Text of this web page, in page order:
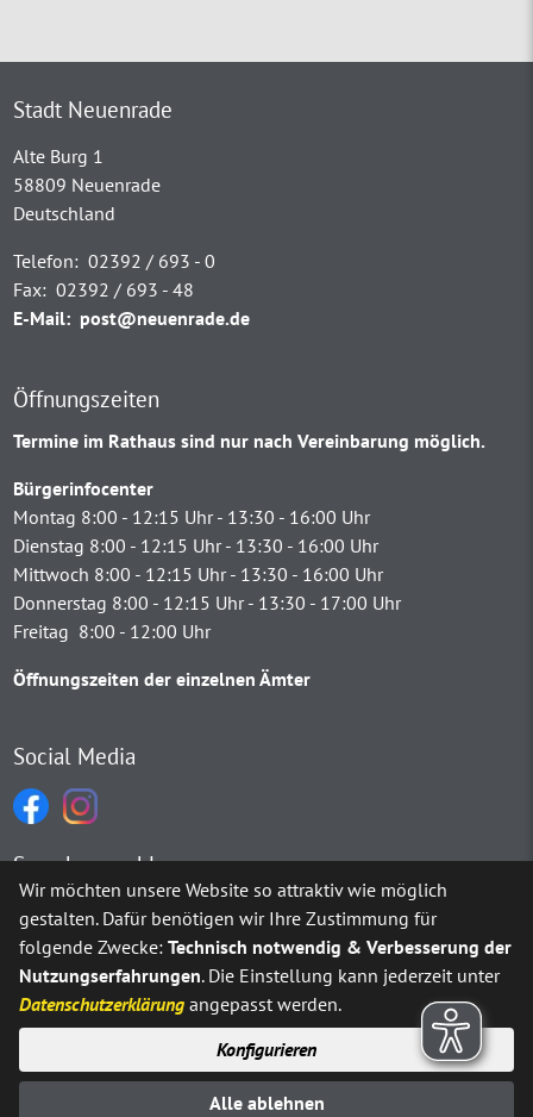
Stadt Neuenrade
Alte Burg 1
58809 Neuenrade
Deutschland
Telefon: 02392 / 693 - 0
Fax: 02392 / 693 - 48
E-Mail: post@neuenrade.de
Öffnungszeiten
Termine im Rathaus sind nur nach Vereinbarung möglich.
Bürgerinfocenter
Montag 8:00 - 12:15 Uhr - 13:30 - 16:00 Uhr
Dienstag 8:00 - 12:15 Uhr - 13:30 - 16:00 Uhr
Mittwoch 8:00 - 12:15 Uhr - 13:30 - 16:00 Uhr
Donnerstag 8:00 - 12:15 Uhr - 13:30 - 17:00 Uhr
Freitag 8:00 - 12:00 Uhr
Öffnungszeiten der einzelnen Ämter
Social Media
Sprachauswahl
Möchten Sie vonGoogle Translate bereitgestellte externe
Ja Immer
Impressum
Datenschutz
Wir möchten unsere Website so attraktiv wie möglich
gestalten. Dafür benötigen wir Ihre Zustimmung für
folgende Zwecke:Technisch notwendig & Verbesserung der
Nutzungserfahrungen. Die Einstellung kann jederzeit unter
Datenschutzerklärung angepasst werden.
Konfigurieren
Alle ablehnen